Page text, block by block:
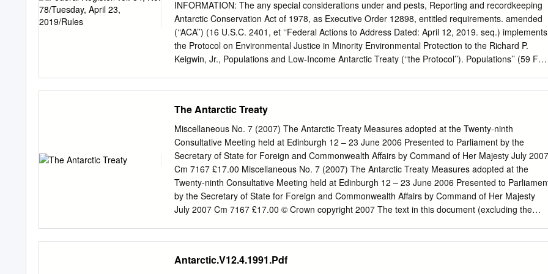
evidence of ice sheet surface levels for constraining ice sheet models during known glacial
maxima and minima in the post-14 Ma period. The remains of the fluctuation of ice sheet surface
preserved around Mount Harding, will most probably provide the precious direct evidences for
reconstructing the EAIS behaviour. There are glacial erosion and wind-erosion physiognomies
which are rare in nature and extremely vulnerable, such as the ice-core pyramid, the ventifact,
INFORMATION: The any special considerations under and pests, Reporting and recordkeeping
Antarctic Conservation Act of 1978, as Executive Order 12898, entitled requirements. amended
(‘‘ACA’’) (16 U.S.C. 2401, et ‘‘Federal Actions to Address Dated: April 12, 2019. seq.) implements
the Protocol on Environmental Justice in Minority Environmental Protection to the Richard P.
Keigwin, Jr., Populations and Low-Income Antarctic Treaty (‘‘the Protocol’’). Populations’’ (59 FR
on the basis of a petition sites and monuments. Section 2405 of under FFDCA section 408(d),
such as PART 180—[AMENDED] title 16 of the ACA directs the Director the tolerance exemption
in this action, of the National Science Foundation to ■ do not require the issuance of a 1. The
authority citation for part 180 issue such regulations as are necessary proposed rule, the
requirements of the continues to read as follows: and appropriate to implement Annex V
Regulatory Flexibility Act (5 U.S.C. 601 Authority: 21 U.S.C. 321(q), 346a and 371. to the
Protocol. et seq.) do not apply. ■ 2. Add § 180.1365 to subpart D to read The Antarctic Treaty
Parties, which This action directly regulates growers, as follows: includes the United States,
The Antarctic Treaty
Miscellaneous No. 7 (2007) The Antarctic Treaty Measures adopted at the Twenty-ninth
Consultative Meeting held at Edinburgh 12 – 23 June 2006 Presented to Parliament by the
Secretary of State for Foreign and Commonwealth Affairs by Command of Her Majesty July 2007
Cm 7167 £17.00 Miscellaneous No. 7 (2007) The Antarctic Treaty Measures adopted at the
Twenty-ninth Consultative Meeting held at Edinburgh 12 – 23 June 2006 Presented to
by the Secretary of State for Foreign and Commonwealth Affairs by Command of Her Majesty
July 2007 Cm 7167 £17.00 © Crown copyright 2007 The text in this document (excluding the
to the copyright in this document should be addressed to the Licensing Division, HMSO, St
Antarctic.V12.4.1991.Pdf